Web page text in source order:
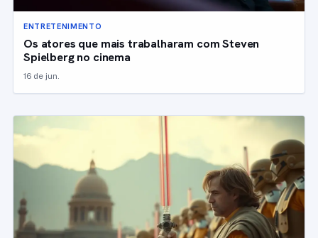
ENTRETENIMENTO
Os atores que mais trabalharam com Steven
Spielberg no cinema
16 de jun.